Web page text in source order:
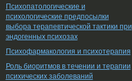
Психопатологические и
психологические предпосылки
выбора терапевтической тактики при
эндогенных психозах
Психофармакология и психотерапия
Роль биоритмов в течении и терапии
психических заболеваний